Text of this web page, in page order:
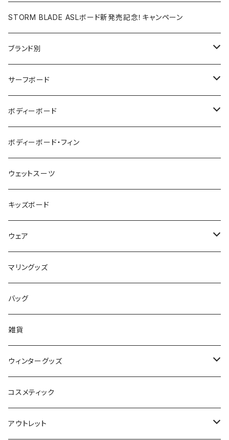
STORM BLADE ASLボード新発売記念！キャンペーン
ブランド別
V-BODY BOARDS
ZEBEC
pride.m
FLOCO
Mermaid & Guys
UNDERSERIES
TABIE REVO
AQA
STORMBLADE
サーフボード
SUP
BBS / EAU WETSUITS
GO NATURE
MAHALO
サーフボード
サーフボード
フィン
サーフボードアクセサリー
ボディーボード
ボディーボード
BBフィン
BBアクセサリー
コイルコード
ボードケース
ボディーボード・フィン
ウェットスーツ
キッズボード
ウェア
メンズ
レディース
キッズ
マリングッズ
バッグ
雑貨
ウィンターグッズ
ブーツ
グローブ
コスメティック
アウトレット